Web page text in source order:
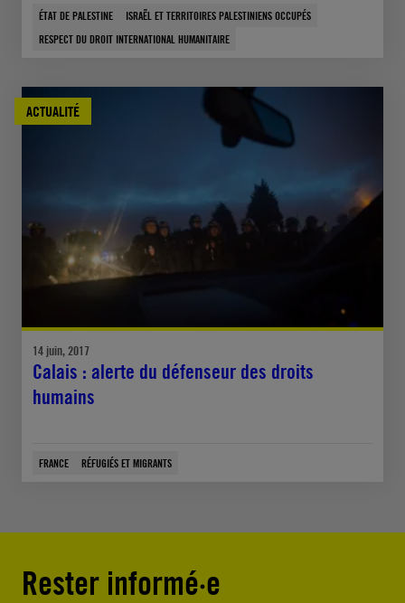
ÉTAT DE PALESTINE
ISRAËL ET TERRITOIRES PALESTINIENS OCCUPÉS
RESPECT DU DROIT INTERNATIONAL HUMANITAIRE
ACTUALITÉ
14 juin, 2017
Calais : alerte du défenseur des droits
humains
FRANCE RÉFUGIÉS ET MIGRANTS
Rester informé·e